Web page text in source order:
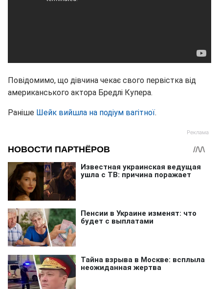
Повідомимо, що дівчина чекає свого первістка від
американського актора Бредлі Купера.
Раніше Шейк вийшла на подіум вагітної.